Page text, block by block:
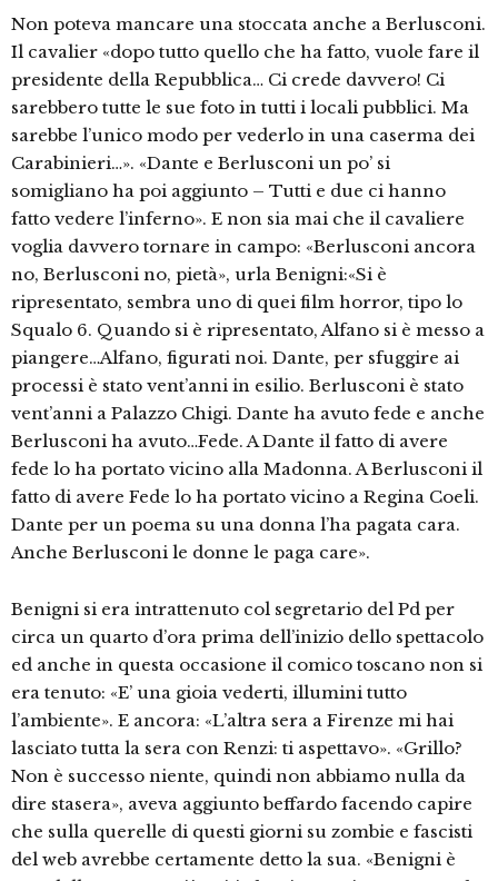
Non poteva mancare una stoccata anche a Berlusconi.
Il cavalier «dopo tutto quello che ha fatto, vuole fare il
presidente della Repubblica… Ci crede davvero! Ci
sarebbero tutte le sue foto in tutti i locali pubblici. Ma
sarebbe l’unico modo per vederlo in una caserma dei
Carabinieri…». «Dante e Berlusconi un po’ si
somigliano ha poi aggiunto – Tutti e due ci hanno
fatto vedere l’inferno». E non sia mai che il cavaliere
voglia davvero tornare in campo: «Berlusconi ancora
no, Berlusconi no, pietà», urla Benigni:«Si è
ripresentato, sembra uno di quei film horror, tipo lo
Squalo 6. Quando si è ripresentato, Alfano si è messo a
piangere…Alfano, figurati noi. Dante, per sfuggire ai
processi è stato vent’anni in esilio. Berlusconi è stato
vent’anni a Palazzo Chigi. Dante ha avuto fede e anche
Berlusconi ha avuto…Fede. A Dante il fatto di avere
fede lo ha portato vicino alla Madonna. A Berlusconi il
fatto di avere Fede lo ha portato vicino a Regina Coeli.
Dante per un poema su una donna l’ha pagata cara.
Anche Berlusconi le donne le paga care».
Benigni si era intrattenuto col segretario del Pd per
circa un quarto d’ora prima dell’inizio dello spettacolo
ed anche in questa occasione il comico toscano non si
era tenuto: «E’ una gioia vederti, illumini tutto
l’ambiente». E ancora: «L’altra sera a Firenze mi hai
lasciato tutta la sera con Renzi: ti aspettavo». «Grillo?
Non è successo niente, quindi non abbiamo nulla da
dire stasera», aveva aggiunto beffardo facendo capire
che sulla querelle di questi giorni su zombie e fascisti
del web avrebbe certamente detto la sua. «Benigni è